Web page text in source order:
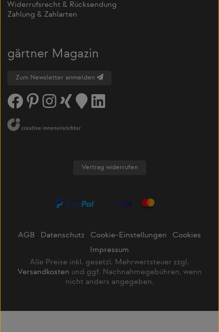
Widerrufsrecht & Rücksendung
Zahlung & Zahlarten
gärtner Magazin
Zum Newsletter anmelden
Vertrag widerrufen
AGB Datenschutz Cookie-Einstellungen
Cookies
Impressum
Alle Preise inkl. gesetzl. Mehrwertsteuer zzgl.
Versandkosten und ggf. Nachnahmegebühren, wenn
nicht anders angegeben.